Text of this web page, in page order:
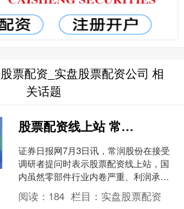
票配资_实盘股票配资公司 相
关话题
股票配资线上站 常润股份：海外市场盈利环境远优于国内
证券日报网7月3日讯，常润股份在接受
调研者提问时表示股票配资线上站，国
内虽然零部件行业内卷严重、利润承
压，但达峰产品技术壁垒高、净利率优
异，核心源于技术溢价与稳....
阅读： 184 栏目： 实盘股票配资